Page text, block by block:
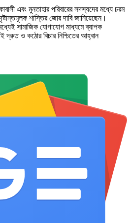
এবং মুনতাহার পরিবারের সদস্যদের মধ্যে চরম
শাস্তির জোর দাবি জানিয়েছেন।
সামাজিক যোগাযোগ মাধ্যমে ব্যাপক
দ্রুত ও কঠোর বিচার নিশ্চিতের আহ্বান